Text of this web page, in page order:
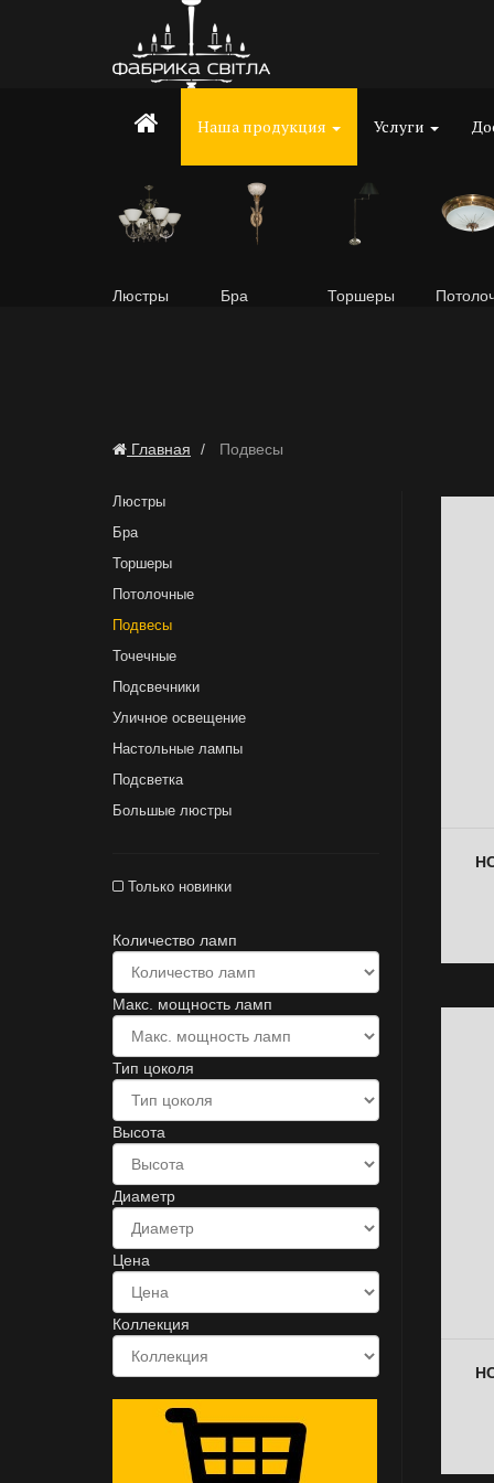
Наша продукция Услуги
Люстры Бра Торшеры
Главная Подвесы
Люстры
Бра
Торшеры
Потолочные
Подвесы
Точечные
Подсвечники
Уличное освещение
Настольные лампы
Подсветка
Большые люстры
Только новинки
Количество ламп
Макс. мощность ламп
Тип цоколя
Высота
Диаметр
Цена
Коллекция